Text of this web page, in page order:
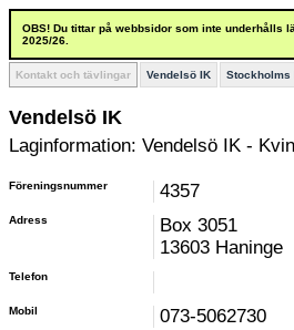
OBS! Du tittar på webbsidor som inte underhålls
2025/26.
Kontakt och tävlingar Vendelsö IK Stockholms
Vendelsö IK
Laginformation: Vendelsö IK -
Föreningsnummer 4357
Adress
Box 3051
13603 Haninge
Telefon
Mobil 073-5062730